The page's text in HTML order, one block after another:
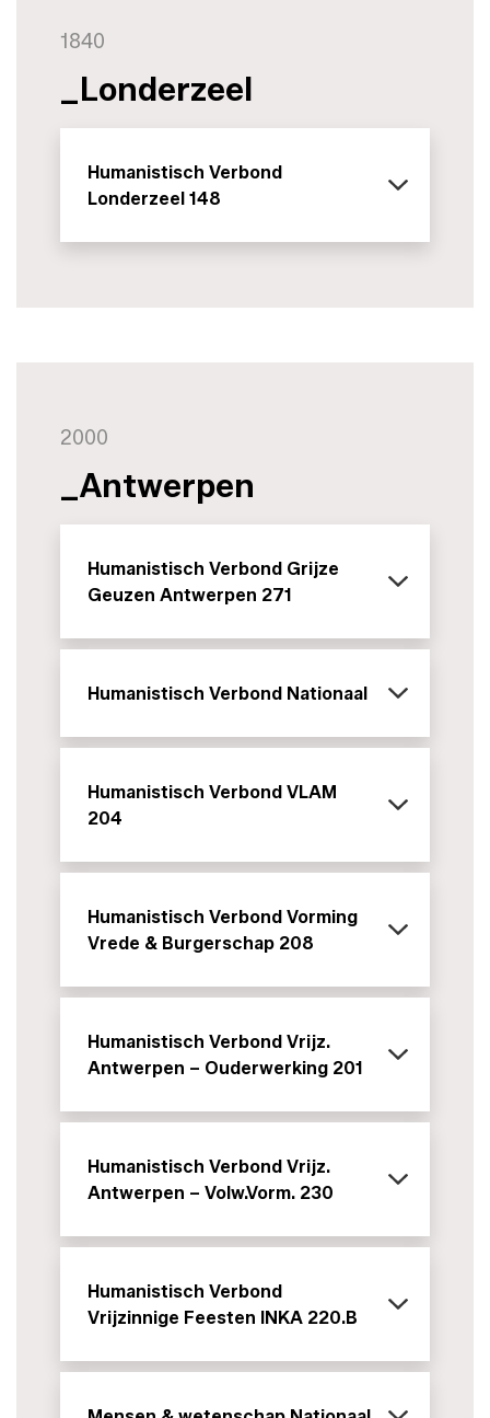
1840
_Londerzeel
Humanistisch Verbond
Londerzeel 148
2000
_Antwerpen
Humanistisch Verbond Grijze
Geuzen Antwerpen 271
Humanistisch Verbond Nationaal
Humanistisch Verbond VLAM
204
Humanistisch Verbond Vorming
Vrede & Burgerschap 208
Humanistisch Verbond Vrijz.
Antwerpen – Ouderwerking 201
Humanistisch Verbond Vrijz.
Antwerpen – Volw.Vorm. 230
Humanistisch Verbond
Vrijzinnige Feesten INKA 220.B